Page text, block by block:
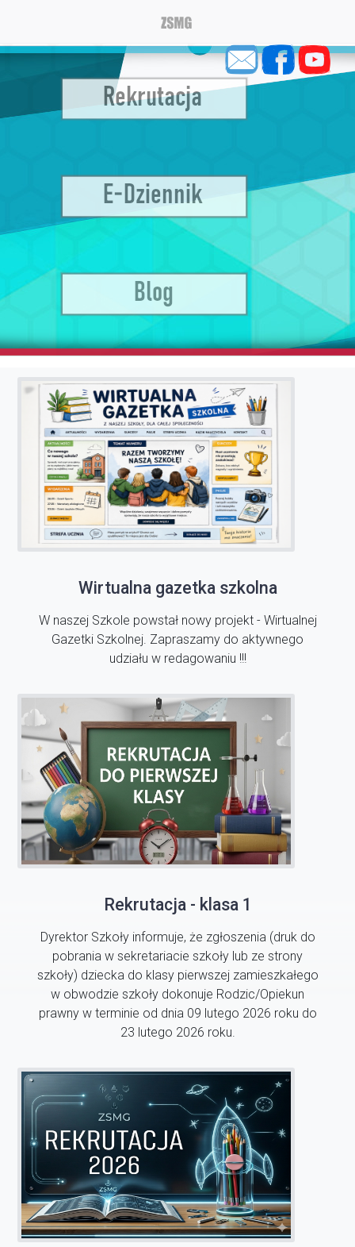
Wirtualna gazetka szkolna
W naszej Szkole powstał nowy projekt - Wirtualnej
Gazetki Szkolnej. Zapraszamy do aktywnego
udziału w redagowaniu !!!
Rekrutacja - klasa 1
Dyrektor Szkoły informuje, że zgłoszenia (druk do
pobrania w sekretariacie szkoły lub ze strony
szkoły) dziecka do klasy pierwszej zamieszkałego
w obwodzie szkoły dokonuje Rodzic/Opiekun
prawny w terminie od dnia 09 lutego 2026 roku do
23 lutego 2026 roku.